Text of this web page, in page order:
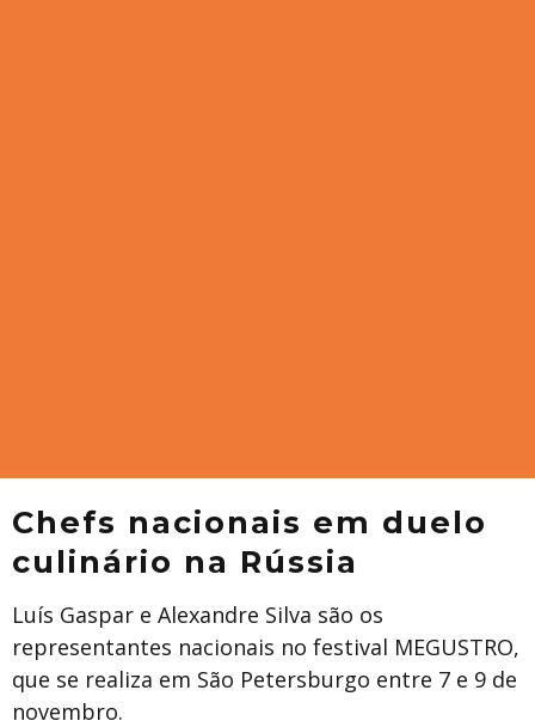
Chefs nacionais em duelo
culinário na Rússia
Luís Gaspar e Alexandre Silva são os
representantes nacionais no festival MEGUSTRO,
que se realiza em São Petersburgo entre 7 e 9 de
novembro.